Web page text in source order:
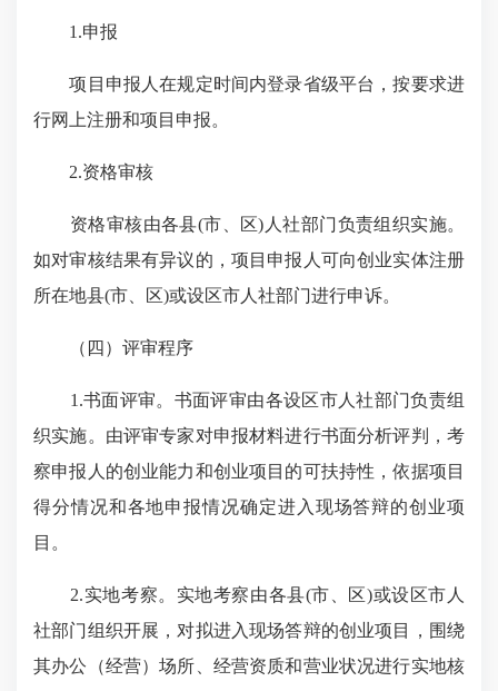
1.申报
项目申报人在规定时间内登录省级平台，按要求进
行网上注册和项目申报。
2.资格审核
资格审核由各县(市、区)人社部门负责组织实施。
如对审核结果有异议的，项目申报人可向创业实体注册
所在地县(市、区)或设区市人社部门进行申诉。
（四）评审程序
1.书面评审。书面评审由各设区市人社部门负责组
织实施。由评审专家对申报材料进行书面分析评判，考
察申报人的创业能力和创业项目的可扶持性，依据项目
得分情况和各地申报情况确定进入现场答辩的创业项
目。
2.实地考察。实地考察由各县(市、区)或设区市人
社部门组织开展，对拟进入现场答辩的创业项目，围绕
其办公（经营）场所、经营资质和营业状况进行实地核